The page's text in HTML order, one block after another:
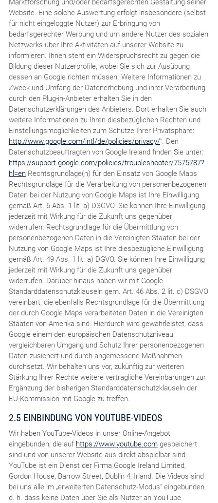
Website. Eine solche Auswertung erfolgt insbesondere (selbst
für nicht eingeloggte Nutzer) zur Erbringung von
bedarfsgerechter Werbung und um andere Nutzer des sozialen
Netzwerks über Ihre Aktivitäten auf unserer Website zu
informieren. Ihnen steht ein Widerspruchsrecht zu gegen die
Bildung dieser Nutzerprofile, wobei Sie sich zur Ausübung
dessen an Google richten müssen. Weitere Informationen zu
Zweck und Umfang der Datenerhebung und ihrer Verarbeitung
durch den Plug-in-Anbieter erhalten Sie in den
Datenschutzerklärungen des Anbieters. Dort erhalten Sie auch
weitere Informationen zu Ihren diesbezüglichen Rechten und
Einstellungsmöglichkeiten zum Schutze Ihrer Privatsphäre:
http://www.google.com/intl/de/policies/privacy/". Den
Datenschutzbeauftragten von Google Ireland finden Sie unter:
https://support.google.com/policies/troubleshooter/7575787?
hl=enRechtsgrundlage(n) für den Einsatz von Google Maps
Rechtsgrundlage für die Verarbeitung von personenbezogenen
Daten bei der Nutzung von Google Maps ist Ihre Einwilligung
gemäß Art. 6 Abs. 1 lit. a) DSGVO. Sie können Ihre Einwilligung
jederzeit mit Wirkung für die Zukunft uns gegenüber
widerrufen. Rechtsgrundlage für die Übermittlung von
personenbezogenen Daten in die Vereinigten Staaten bei der
Nutzung von Google Maps ist Ihre diesbezügliche Einwilligung
gemäß Art. 49 Abs. 1 lit. a) DGVO. Sie können Ihre Einwilligung
jederzeit mit Wirkung für die Zukunft uns gegenüber
widerrufen. Darüber hinaus haben wir mit Google
Standarddatenschutzklauseln gem. Art. 46 Abs. 2 lit. c) DSGVO
vereinbart, die ebenfalls Rechtsgrundlage für die Übermittlung
der durch Google Maps verarbeiteten Daten in die Vereinigten
Staaten von Amerika sind. Hierdurch wird gewährleistet, dass
Google einem den europäischen Datenschutzniveau
vergleichbaren Umgang und Schutz Ihrer personenbezogenen
Daten zusichert und durch angemessene Maßnahmen
durchsetzt. Wir behalten uns vor, zukünftig zur weiteren
Stärkung Ihrer Rechte weitere vertragliche Vereinbarungen zur
Ergänzung der bisherigen Standarddatenschutzklauseln der
EU-Kommission mit Google zu treffen.
2.5 EINBINDUNG VON YOUTUBE-VIDEOS
Wir haben YouTube-Videos in unser Online-Angebot
eingebunden, die auf https://www.youtube.comgespeichert
sind und von unserer Website aus direkt abspielbar sind.
YouTube ist ein Dienst der Firma Google Ireland Limited,
Gordon House, Barrow Street, Dublin 4, Irland. Die Videos sind
bei uns alle im „erweiterten Datenschutz-Modus“ eingebunden,
d. h. dass keine Daten über Sie als Nutzer an YouTube